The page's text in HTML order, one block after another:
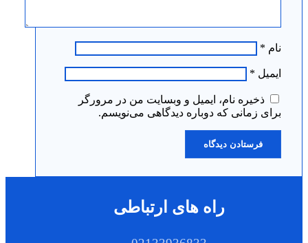
نام *
ایمیل *
ذخیره نام، ایمیل و وبسایت من در مرورگر
برای زمانی که دوباره دیدگاهی می‌نویسم.
راه های ارتباطی